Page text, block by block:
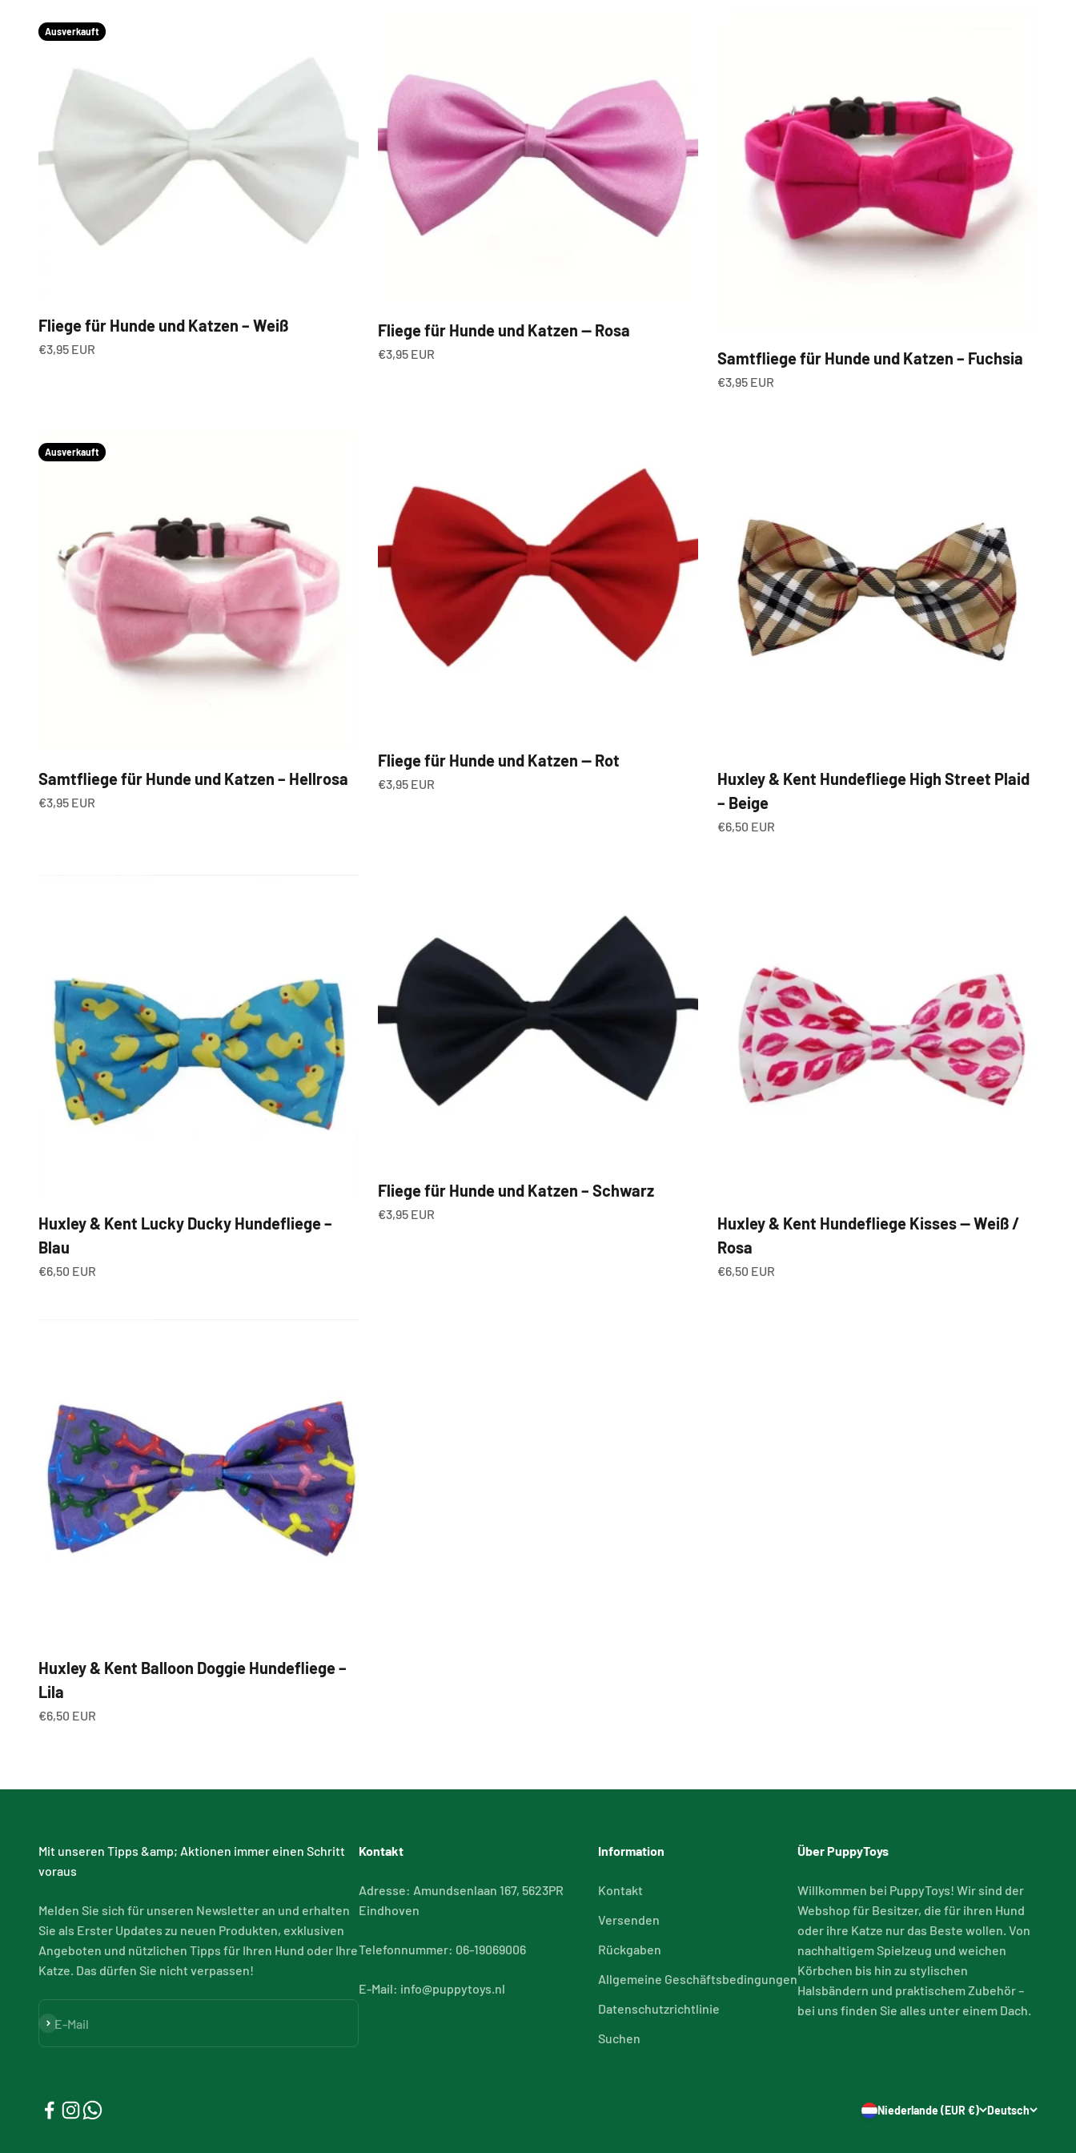
Ausverkauft
Fliege für Hunde und Katzen – Weiß
Angebot
€3,95 EUR
Fliege für Hunde und Katzen — Rosa
Angebot
€3,95 EUR Samtfliege für Hunde und Katzen – Fuchsia
Angebot
€3,95 EUR
Ausverkauft
Samtfliege für Hunde und Katzen – Hellrosa
Angebot
€3,95 EUR
Fliege für Hunde und Katzen — Rot
Angebot
€3,95 EUR
Huxley & Kent Hundefliege High Street Plaid
– Beige
Angebot
€6,50 EUR
Huxley & Kent Lucky Ducky Hundefliege –
Blau
Angebot
€6,50 EUR
Fliege für Hunde und Katzen – Schwarz
Angebot
€3,95 EUR
Huxley & Kent Hundefliege Kisses — Weiß /
Rosa
Angebot
€6,50 EUR
Huxley & Kent Balloon Doggie Hundefliege –
Lila
Angebot
€6,50 EUR
Mit unseren Tipps &amp; Aktionen immer einen Schritt
voraus
Melden Sie sich für unseren Newsletter an und erhalten
Sie als Erster Updates zu neuen Produkten, exklusiven
Angeboten und nützlichen Tipps für Ihren Hund oder Ihre
Katze. Das dürfen Sie nicht verpassen!
E-Mail
Abonnieren
Kontakt
Adresse: Amundsenlaan 167, 5623PR
Eindhoven
Telefonnummer: 06-19069006
E-Mail: info@puppytoys.nl
Information
Kontakt
Versenden
Rückgaben
Allgemeine Geschäftsbedingungen
Datenschutzrichtlinie
Suchen
Über PuppyToys
Willkommen bei PuppyToys! Wir sind der
Webshop für Besitzer, die für ihren Hund
oder ihre Katze nur das Beste wollen. Von
nachhaltigem Spielzeug und weichen
Körbchen bis hin zu stylischen
Halsbändern und praktischem Zubehör –
bei uns finden Sie alles unter einem Dach.
Niederlande (EUR €) Deutsch